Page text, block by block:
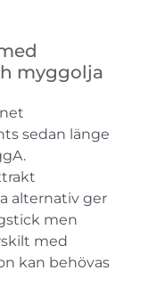
myggolja
sedan länge
alternativ ger
men
med
kan behövas